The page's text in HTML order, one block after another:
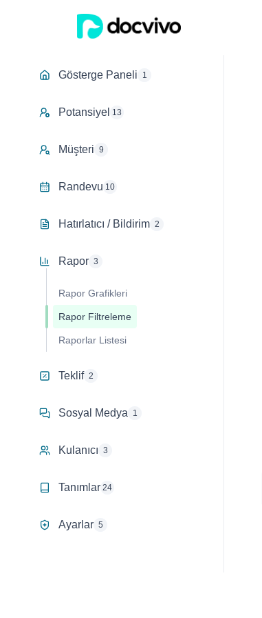
Gösterge Paneli 1
Potansiyel 13
Müşteri 9
Randevu 10
Hatırlatıcı / Bildirim 2
Rapor 3
Rapor Grafikleri
Rapor Filtreleme
Raporlar Listesi
Teklif 2
Sosyal Medya 1
Kulanıcı 3
Tanımlar 24
Ayarlar 5